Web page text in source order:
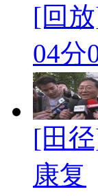
[回
04分
[田
康复